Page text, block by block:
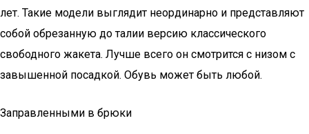
лет. Такие модели выглядит неординарно и представляют
собой обрезанную до талии версию классического
свободного жакета. Лучше всего он смотрится с низом с
завышенной посадкой. Обувь может быть любой.
Заправленными в брюки